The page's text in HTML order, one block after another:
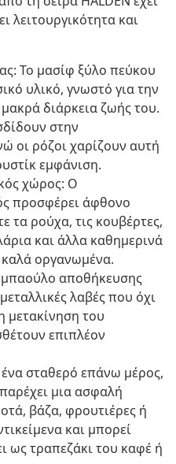
λειτουργικότητα και
Το μασίφ ξύλο πεύκου
υλικό, γνωστό για την
διάρκεια ζωής του.
στην
οι ρόζοι χαρίζουν αυτή
εμφάνιση.
χώρος: Ο
προσφέρει άφθονο
τα ρούχα, τις κουβέρτες,
και άλλα καθημερινά
οργανωμένα.
μπαούλο αποθήκευσης
λαβές που όχι
μετακίνηση του
επιπλέον
σταθερό επάνω μέρος,
μια ασφαλή
βάζα, φρουτιέρες ή
και μπορεί
ως τραπεζάκι του καφέ ή